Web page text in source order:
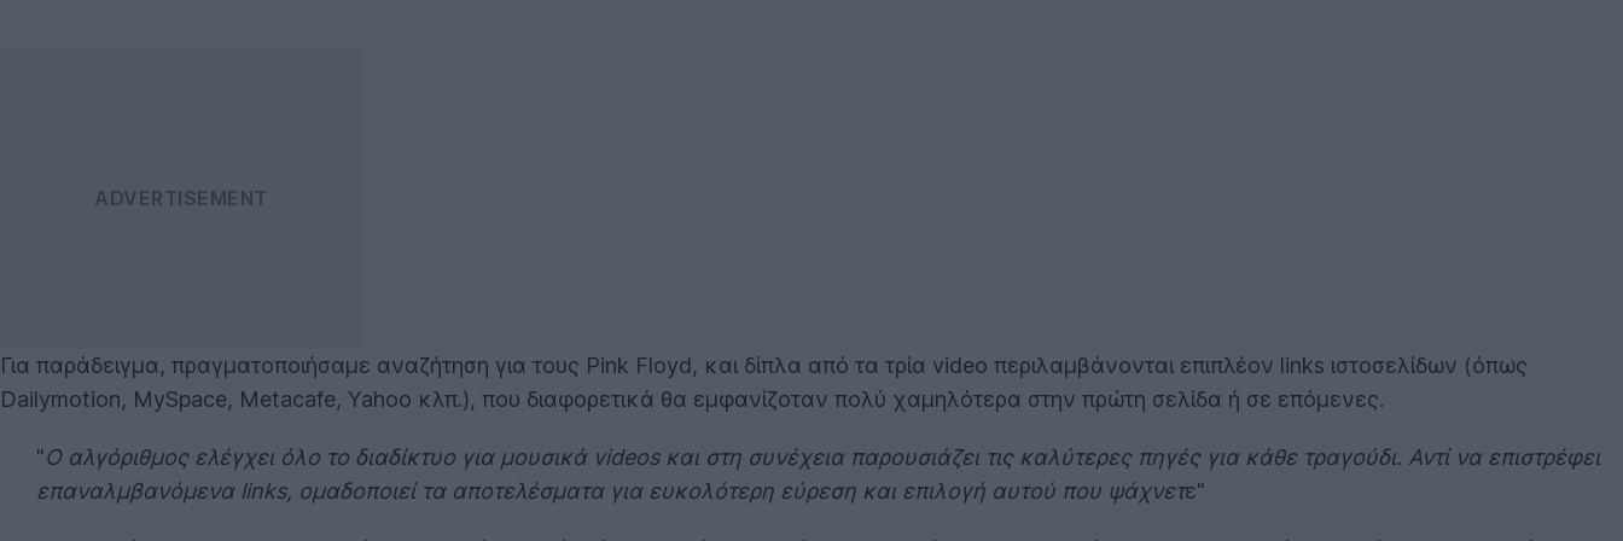
Για παράδειγμα, πραγματοποιήσαμε αναζήτηση για τους Pink Floyd, και δίπλα από τα τρία video περιλαμβάνονται επιπλέον links ιστοσελίδων (όπως
Dailymotion, MySpace, Metacafe, Yahoo κλπ.), που διαφορετικά θα εμφανίζοταν πολύ χαμηλότερα στην πρώτη σελίδα ή σε επόμενες.
"Ο αλγόριθμος ελέγχει όλο το διαδίκτυο για μουσικά videos και στη συνέχεια παρουσιάζει τις καλύτερες πηγές για κάθε τραγούδι. Αντί να επιστρέφει
επαναλμβανόμενα links, ομαδοποιεί τα αποτελέσματα για ευκολότερη εύρεση και επιλογή αυτού που ψάχνετε"